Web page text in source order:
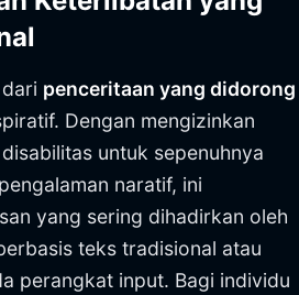
penceritaan yang didorong
Dengan mengizinkan
untuk sepenuhnya
naratif, ini
yang sering dihadirkan oleh
teks tradisional atau
perangkat input. Bagi individu